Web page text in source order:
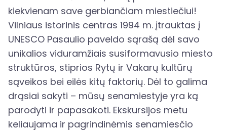
kiekvienam save gerbiančiam miestiečiui!
Vilniaus istorinis centras 1994 m. įtrauktas į
UNESCO Pasaulio paveldo sąrašą dėl savo
unikalios viduramžiais susiformavusio miesto
struktūros, stiprios Rytų ir Vakarų kultūrų
sąveikos bei eilės kitų faktorių. Dėl to galima
drąsiai sakyti – mūsų senamiestyje yra ką
parodyti ir papasakoti. Ekskursijos metu
keliaujama ir pagrindinėmis senamiesčio